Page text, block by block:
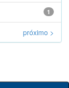
1
próximo >